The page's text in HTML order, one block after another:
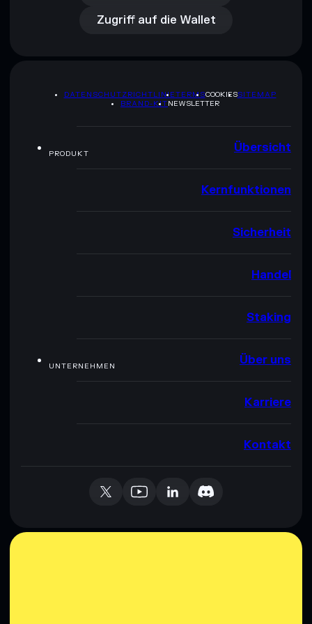
Zugriff auf die Wallet
DATENSCHUTZRICHTLINIETERMSCOOKIESSITEMAP
BRAND-KITNEWSLETTER
PRODUKT Übersicht
Kernfunktionen
Sicherheit
Handel
Staking
UNTERNEHMEN Über uns
Karriere
Kontakt